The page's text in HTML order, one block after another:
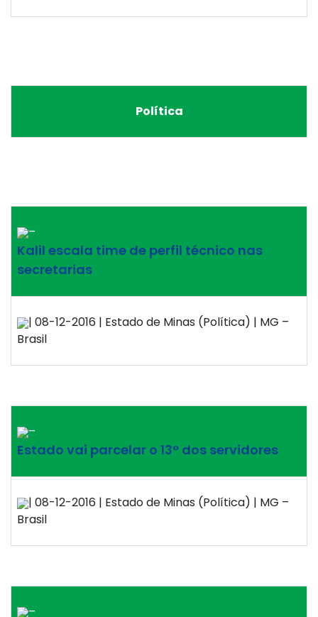
Política
–
Kalil escala time de perfil técnico nas
secretarias
| 08-12-2016 | Estado de Minas (Política) | MG –
Brasil
–
Estado vai parcelar o 13° dos servidores
| 08-12-2016 | Estado de Minas (Política) | MG –
Brasil
–